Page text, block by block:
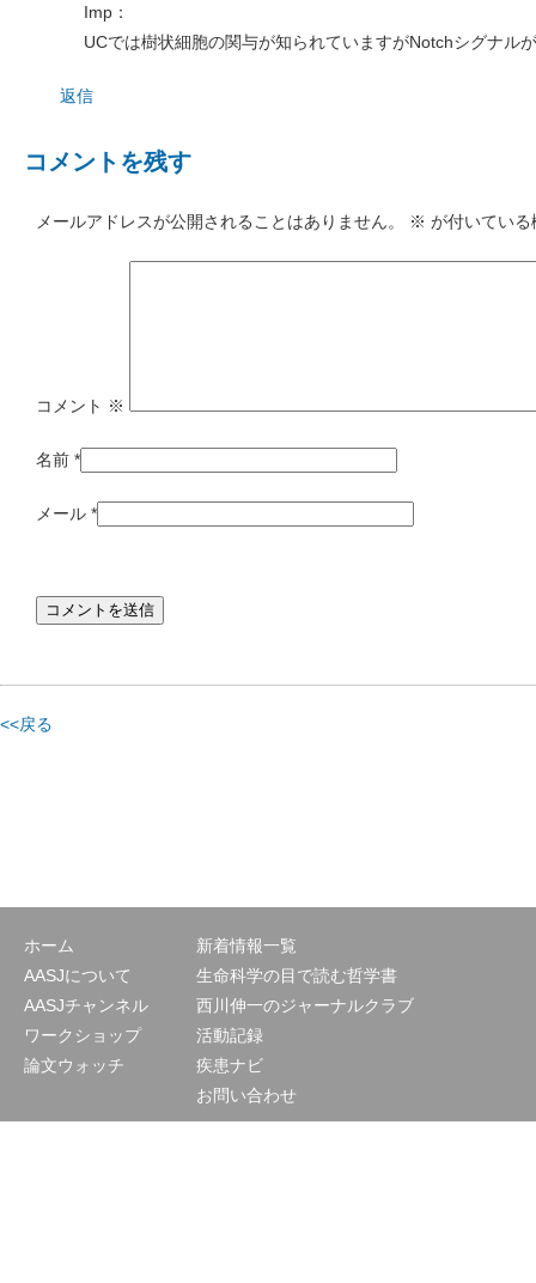
Imp：
UCでは樹状細胞の関与が知られていますがNotchシグナル
返信
コメントを残す
メールアドレスが公開されることはありません。 ※ が付いてい
コメント ※
名前 *
メール *
<<戻る
ホーム
AASJについて
AASJチャンネル
ワークショップ
論文ウォッチ
新着情報一覧
生命科学の目で読む哲学書
西川伸一のジャーナルクラブ
活動記録
疾患ナビ
お問い合わせ